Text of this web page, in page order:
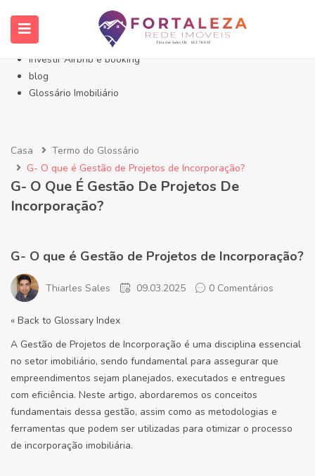
Início- Imóveis Fortaleza Eusébio
Imóveis em Fortaleza
Imóveis no Eusébio
Investir Airbnb e booking
blog
Glossário Imobiliário
Casa
Termo do Glossário
G- O que é Gestão de Projetos de Incorporação?
G- O Que É Gestão De Projetos De
Incorporação?
G- O que é Gestão de Projetos de Incorporação?
Thiarles Sales 09.03.2025 0 Comentários
« Back to Glossary Index
A Gestão de Projetos de Incorporação é uma disciplina essencial
no setor imobiliário, sendo fundamental para assegurar que
empreendimentos sejam planejados, executados e entregues
com eficiência. Neste artigo, abordaremos os conceitos
fundamentais dessa gestão, assim como as metodologias e
ferramentas que podem ser utilizadas para otimizar o processo
de incorporação imobiliária.